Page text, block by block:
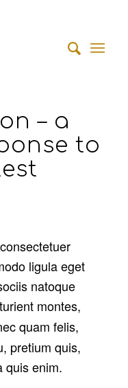
– a
to
ligula eget
natoque
montes,
quam felis,
pretium quis,
quis enim.